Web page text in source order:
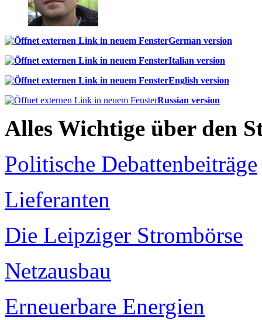
German version
Italian version
English version
Russian version
Alles Wichtige über den
Politische Debattenbeiträge
Lieferanten
Die Leipziger Strombörse
Netzausbau
Erneuerbare Energien